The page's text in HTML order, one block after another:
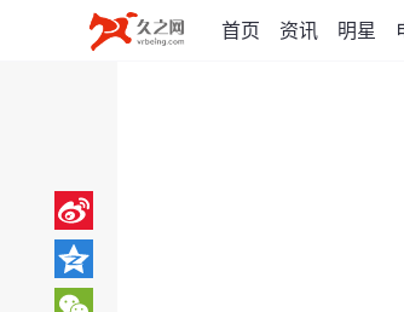
首页 资讯 明星
Sina
Weibo
Qzone